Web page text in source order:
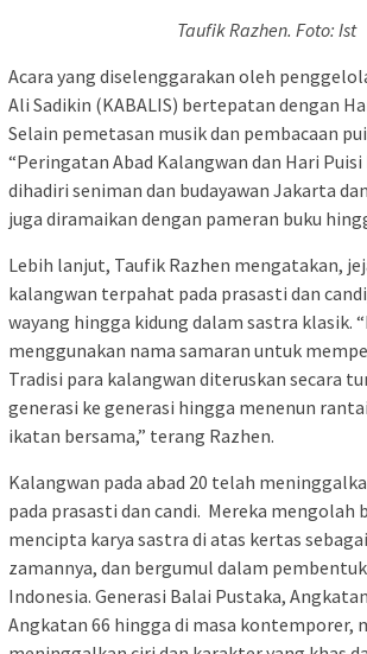
Taufik Razhen. Foto: Ist
Acara yang diselenggarakan oleh
Ali Sadikin (KABALIS) bertepatan dengan
Selain pemetasan musik dan pembacaan
“Peringatan Abad Kalangwan dan Hari
dihadiri seniman dan budayawan Jakarta
juga diramaikan dengan pameran buku
Lebih lanjut, Taufik Razhen mengatakan,
kalangwan terpahat pada prasasti dan
wayang hingga kidung dalam sastra klasik.
menggunakan nama samaran untuk
Tradisi para kalangwan diteruskan secara
generasi ke generasi hingga menenun
ikatan bersama,” terang Razhen.
Kalangwan pada abad 20 telah
pada prasasti dan candi. Mereka mengolah
mencipta karya sastra di atas kertas
zamannya, dan bergumul dalam
Indonesia. Generasi Balai Pustaka,
Angkatan 66 hingga di masa kontemporer,